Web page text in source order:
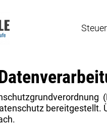
bereitgestellt.